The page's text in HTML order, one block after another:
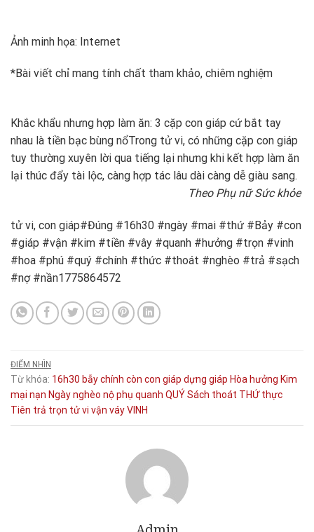
Ảnh minh họa: Internet
*Bài viết chỉ mang tính chất tham khảo, chiêm nghiệm
Khắc khẩu nhưng hợp làm ăn: 3 cặp con giáp cứ bắt tay
nhau là tiền bạc bùng nổTrong tử vi, có những cặp con giáp
tuy thường xuyên lời qua tiếng lại nhưng khi kết hợp làm ăn
lại thúc đẩy tài lộc, càng hợp tác lâu dài càng dễ giàu sang.
Theo Phụ nữ Sức khỏe
tử vi, con giáp#Đúng #16h30 #ngày #mai #thứ #Bảy #con
#giáp #vận #kim #tiền #vây #quanh #hưởng #trọn #vinh
#hoa #phú #quý #chính #thức #thoát #nghèo #trả #sạch
#nợ #nần1775864572
ĐIỂM NHÌN
Từ khóa: 16h30 bẫychính còn con giáp dựng giáp Hòa hưởng Kim
mại nạn Ngàynghèo nộphụ quanh QUÝSách thoát THỨ thực
Tiên trả trọn tử vi vận váyVINH